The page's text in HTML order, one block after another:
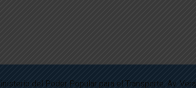
del Poder Popular para el Transporte. Av.